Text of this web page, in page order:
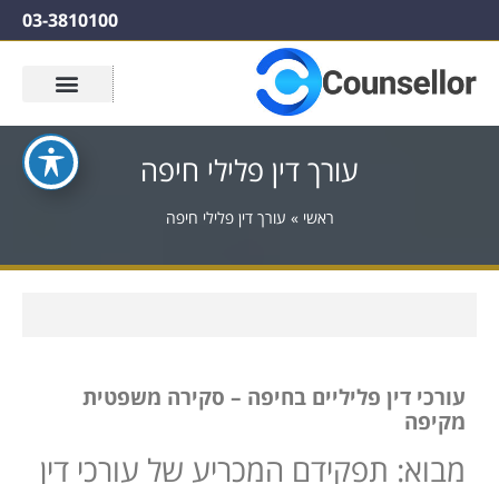
03-3810100
עורך דין פלילי חיפה
ראשי » עורך דין פלילי חיפה
עורכי דין פליליים בחיפה – סקירה משפטית
מקיפה
מבוא: תפקידם המכריע של עורכי דין